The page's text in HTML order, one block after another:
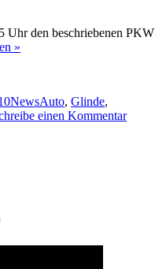
Uhr den beschriebenen PKW
»
NewsAuto, Glinde,
einen Kommentarzu